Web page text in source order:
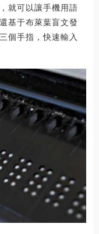
就可以讓手機用語
基于布萊葉盲文發
個手指，快速輸入